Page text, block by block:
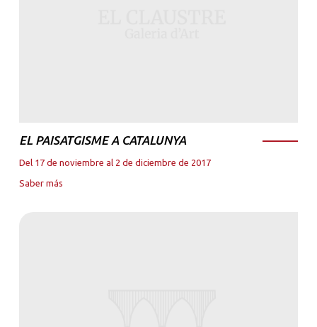
EL PAISATGISME A CATALUNYA
Del 17 de noviembre al 2 de diciembre de 2017
Saber más